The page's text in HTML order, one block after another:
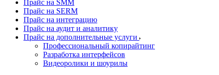
Прайс на SMM
Прайс на SERM
Прайс на интеграцию
Прайс на аудит и аналитику
Прайс на дополнительные услуги
Профессиональный копирайтинг
Разработка интерфейсов
Видеоролики и шоурилы